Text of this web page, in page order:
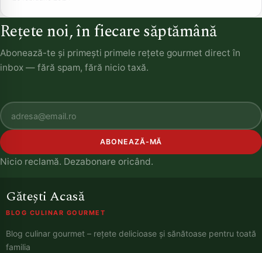
Rețete noi, în fiecare săptămână
Abonează-te și primești primele rețete gourmet direct în
inbox — fără spam, fără nicio taxă.
ABONEAZĂ-MĂ
Nicio reclamă. Dezabonare oricând.
Gătești Acasă
BLOG CULINAR GOURMET
Blog culinar gourmet – rețete delicioase și sănătoase pentru toată
familia